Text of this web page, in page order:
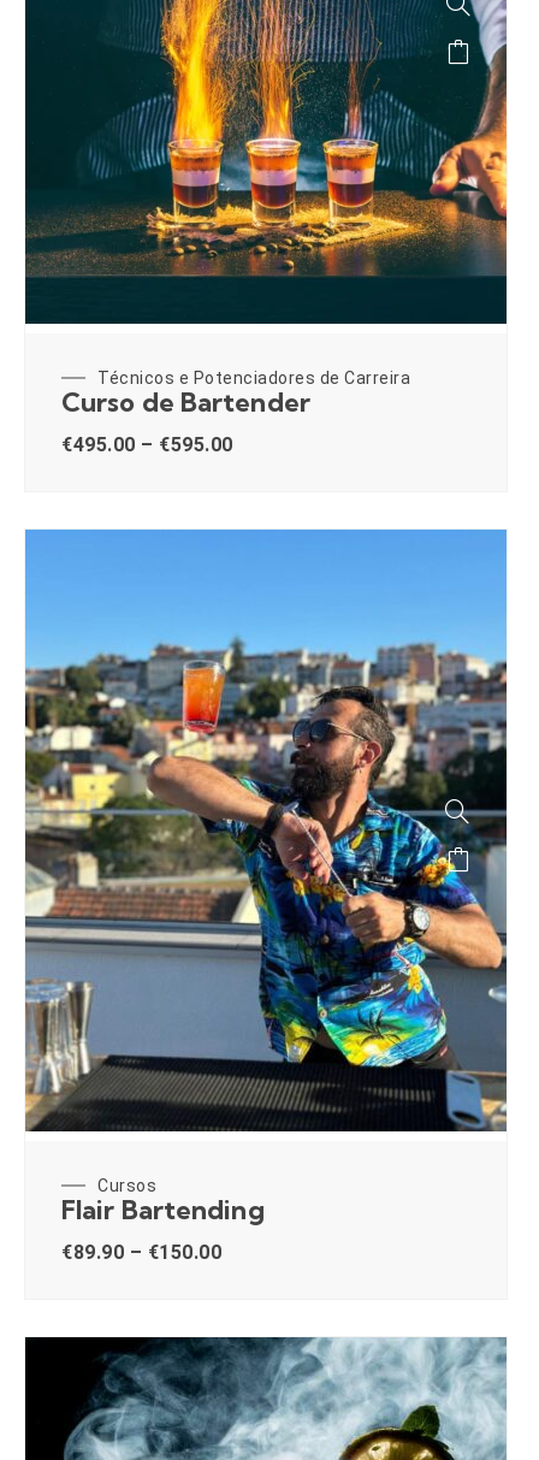
Técnicos e Potenciadores de Carreira
Curso de Bartender
€495.00 – €595.00
Cursos
Flair Bartending
€89.90 – €150.00